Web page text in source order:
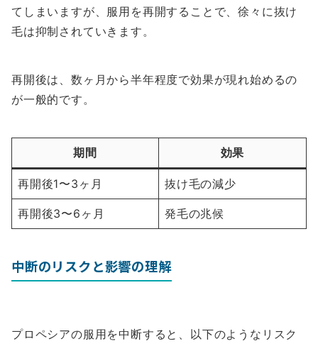
てしまいますが、服用を再開することで、徐々に抜け
毛は抑制されていきます。
再開後は、数ヶ月から半年程度で効果が現れ始めるの
が一般的です。
期間 効果
再開後1〜3ヶ月 抜け毛の減少
再開後3〜6ヶ月 発毛の兆候
中断のリスクと影響の理解
プロペシアの服用を中断すると、以下のようなリスク